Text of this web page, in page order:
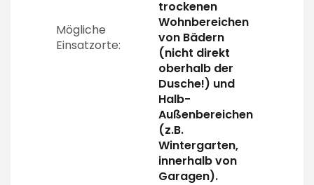
Mögliche
Einsatzorte:
trockenen
Wohnbereichen
von Bädern
(nicht direkt
oberhalb der
Dusche!) und
Halb-
Außenbereichen
(z.B.
Wintergarten,
innerhalb von
Garagen).